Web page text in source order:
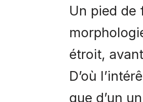
Un pied de
étroit,
D’où
que d’un